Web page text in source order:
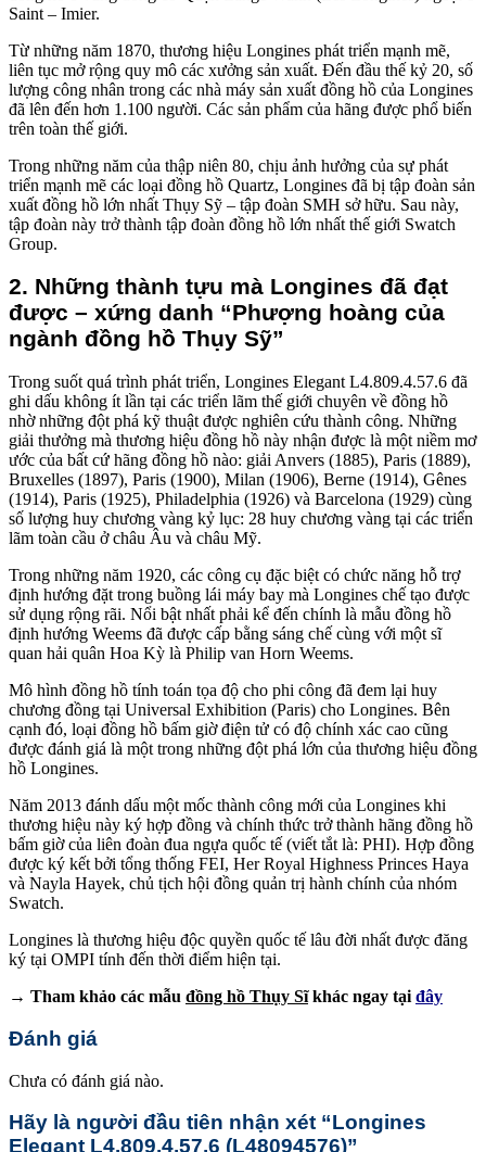
Saint – Imier.
Từ những năm 1870, thương hiệu Longines phát triển mạnh mẽ,
liên tục mở rộng quy mô các xưởng sản xuất. Đến đầu thế kỷ 20, số
lượng công nhân trong các nhà máy sản xuất đồng hồ của Longines
đã lên đến hơn 1.100 người. Các sản phẩm của hãng được phổ biến
trên toàn thế giới.
Trong những năm của thập niên 80, chịu ảnh hưởng của sự phát
triển mạnh mẽ các loại đồng hồ Quartz, Longines đã bị tập đoàn sản
xuất đồng hồ lớn nhất Thụy Sỹ – tập đoàn SMH sở hữu. Sau này,
tập đoàn này trở thành tập đoàn đồng hồ lớn nhất thế giới Swatch
Group.
2. Những thành tựu mà Longines đã đạt
được – xứng danh “Phượng hoàng của
ngành đồng hồ Thụy Sỹ”
Trong suốt quá trình phát triển, Longines Elegant L4.809.4.57.6 đã
ghi dấu không ít lần tại các triển lãm thế giới chuyên về đồng hồ
nhờ những đột phá kỹ thuật được nghiên cứu thành công. Những
giải thưởng mà thương hiệu đồng hồ này nhận được là một niềm mơ
ước của bất cứ hãng đồng hồ nào: giải Anvers (1885), Paris (1889),
Bruxelles (1897), Paris (1900), Milan (1906), Berne (1914), Gênes
(1914), Paris (1925), Philadelphia (1926) và Barcelona (1929) cùng
số lượng huy chương vàng kỷ lục: 28 huy chương vàng tại các triển
lãm toàn cầu ở châu Âu và châu Mỹ.
Trong những năm 1920, các công cụ đặc biệt có chức năng hỗ trợ
định hướng đặt trong buồng lái máy bay mà Longines chế tạo được
sử dụng rộng rãi. Nổi bật nhất phải kể đến chính là mẫu đồng hồ
định hướng Weems đã được cấp bằng sáng chế cùng với một sĩ
quan hải quân Hoa Kỳ là Philip van Horn Weems.
Mô hình đồng hồ tính toán tọa độ cho phi công đã đem lại huy
chương đồng tại Universal Exhibition (Paris) cho Longines. Bên
cạnh đó, loại đồng hồ bấm giờ điện tử có độ chính xác cao cũng
được đánh giá là một trong những đột phá lớn của thương hiệu đồng
hồ Longines.
Năm 2013 đánh dấu một mốc thành công mới của Longines khi
thương hiệu này ký hợp đồng và chính thức trở thành hãng đồng hồ
bấm giờ của liên đoàn đua ngựa quốc tế (viết tắt là: PHI). Hợp đồng
được ký kết bởi tổng thống FEI, Her Royal Highness Princes Haya
và Nayla Hayek, chủ tịch hội đồng quản trị hành chính của nhóm
Swatch.
Longines là thương hiệu độc quyền quốc tế lâu đời nhất được đăng
ký tại OMPI tính đến thời điểm hiện tại.
→ Tham khảo các mẫu đồng hồ Thụy Sĩkhác ngay tại đây
Đánh giá
Chưa có đánh giá nào.
Hãy là người đầu tiên nhận xét “Longines
Elegant L4.809.4.57.6 (L48094576)”